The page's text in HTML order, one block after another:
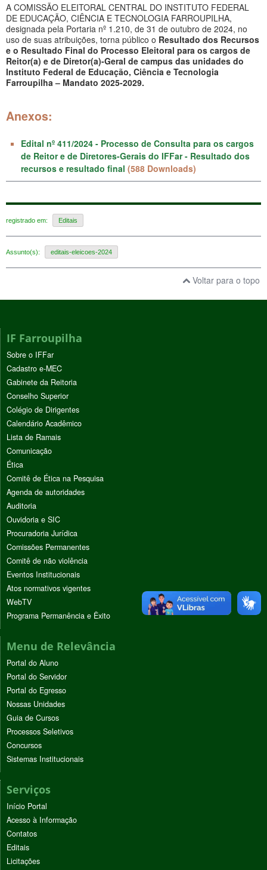
A COMISSÃO ELEITORAL CENTRAL DO INSTITUTO FEDERAL
DE EDUCAÇÃO, CIÊNCIA E TECNOLOGIA FARROUPILHA,
designada pela Portaria nº 1.210, de 31 de outubro de 2024, no
uso de suas atribuições, torna público o Resultado dos Recursos
e o Resultado Final do Processo Eleitoral para os cargos de
Reitor(a) e de Diretor(a)-Geral de campus das unidades do
Instituto Federal de Educação, Ciência e Tecnologia
Farroupilha – Mandato 2025-2029.
Anexos:
Edital nº 411/2024 - Processo de Consulta para os cargos
de Reitor e de Diretores-Gerais do IFFar - Resultado dos
recursos e resultado final (588 Downloads)
registrado em: Editais
Assunto(s): editais-eleicoes-2024
Voltar para o topo
IF Farroupilha
Sobre o IFFar
Cadastro e-MEC
Gabinete da Reitoria
Conselho Superior
Colégio de Dirigentes
Calendário Acadêmico
Lista de Ramais
Comunicação
Ética
Comitê de Ética na Pesquisa
Agenda de autoridades
Auditoria
Ouvidoria e SIC
Procuradoria Jurídica
Comissões Permanentes
Comitê de não violência
Eventos Institucionais
Atos normativos vigentes
WebTV
Programa Permanência e Êxito
Menu de Relevância
Portal do Aluno
Portal do Servidor
Portal do Egresso
Nossas Unidades
Guia de Cursos
Processos Seletivos
Concursos
Sistemas Institucionais
Serviços
Início Portal
Acesso à Informação
Contatos
Editais
Licitações